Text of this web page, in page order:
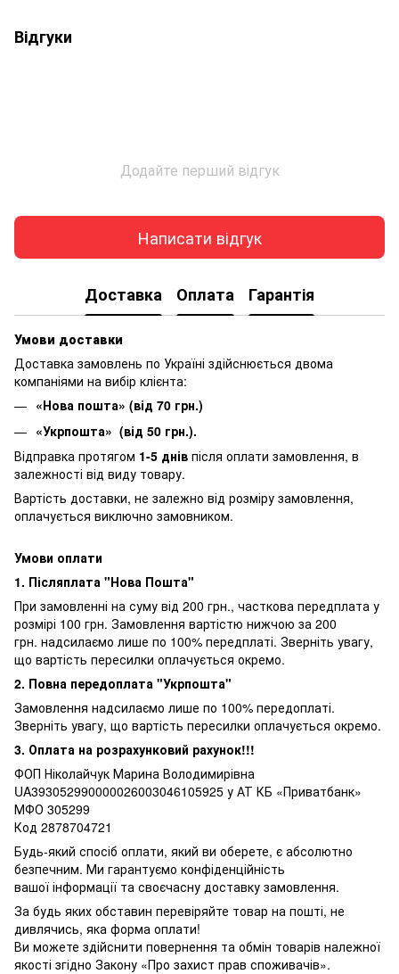
Відгуки
Додайте перший відгук
Написати відгук
Доставка Оплата Гарантія
Умови доставки
Доставка замовлень по Україні здійснюється двома
компаніями на вибір клієнта:
«Нова пошта» (від 70 грн.)
«Укрпошта» (від 50 грн.).
Відправка протягом 1-5 днів після оплати замовлення, в
залежності від виду товару.
Вартість доставки, не залежно від розміру замовлення,
оплачується виключно замовником.
Умови оплати
1. Післяплата "Нова Пошта"
При замовленні на суму від 200 грн., часткова передплата у
розмірі 100 грн. Замовлення вартістю нижчою за 200
грн. надсилаємо лише по 100% передплаті. Зверніть увагу,
що вартість пересилки оплачується окремо.
2. Повна передоплата "Укрпошта"
Замовлення надсилаємо лише по 100% передоплаті.
Зверніть увагу, що вартість пересилки оплачується окремо.
3. Оплата на розрахунковий рахунок!!!
ФОП Ніколайчук Марина Володимирівна
UA393052990000026003046105925 у АТ КБ «Приватбанк»
МФО 305299
Код 2878704721
Будь-який спосіб оплати, який ви оберете, є абсолютно
безпечним. Ми гарантуємо конфіденційність
вашої інформації та своєчасну доставку замовлення.
За будь яких обставин перевіряйте товар на пошті, не
дивлячись, яка форма оплати!
Ви можете здійснити повернення та обмін товарів належної
якості згідно Закону «Про захист прав споживачів».